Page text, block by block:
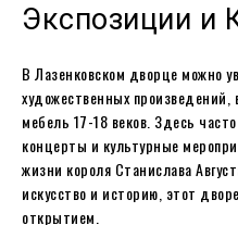
Экспозиции и
В Лазенковском дворце можно
художественных
мебель 17-18 веков. Здесь
концерты и культурные
жизни короля Станислава
искусство и историю, этот
открытием.